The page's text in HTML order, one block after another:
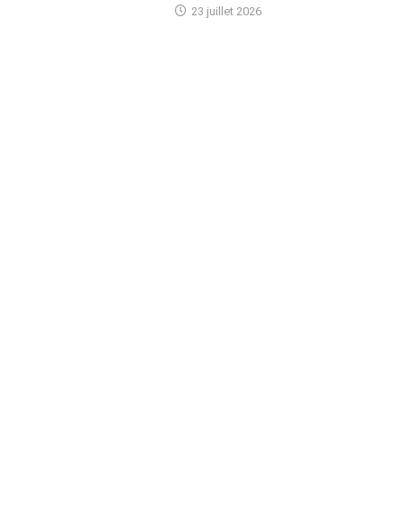
23 juillet 2026